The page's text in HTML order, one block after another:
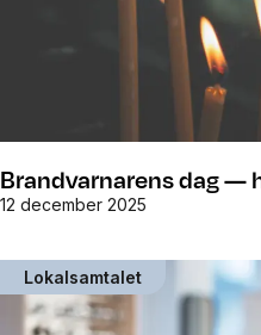
Brandvarnarens dag —
12 december 2025
Lokalsamtalet